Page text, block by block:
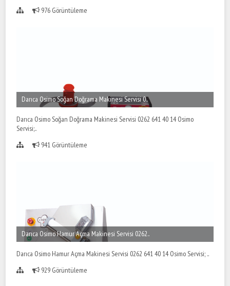
976 Görüntüleme
Darıca Osimo Soğan Doğrama Makinesi Servisi 0..
Darıca Osimo Soğan Doğrama Makinesi Servisi 0262 641 40 14 Osimo
Servisi;..
941 Görüntüleme
Darıca Osimo Hamur Açma Makinesi Servisi 0262..
Darıca Osimo Hamur Açma Makinesi Servisi 0262 641 40 14 Osimo Servisi; ..
929 Görüntüleme